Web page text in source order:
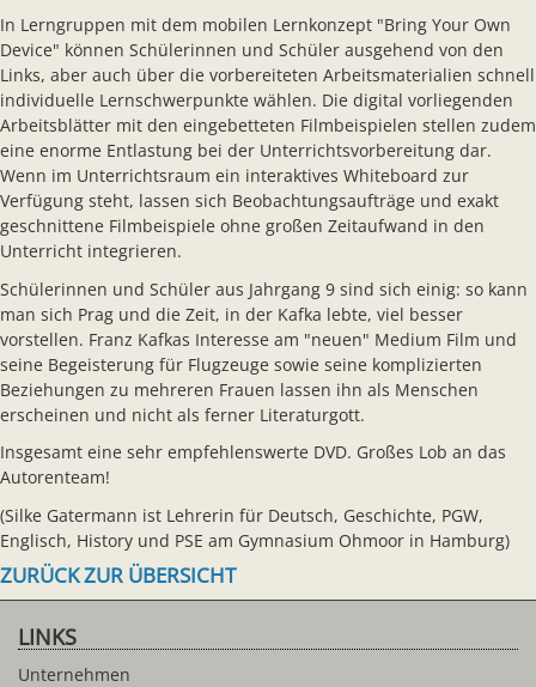
In Lerngruppen mit dem mobilen Lernkonzept "Bring Your Own
Device" können Schülerinnen und Schüler ausgehend von den
Links, aber auch über die vorbereiteten Arbeitsmaterialien schnell
individuelle Lernschwerpunkte wählen. Die digital vorliegenden
Arbeitsblätter mit den eingebetteten Filmbeispielen stellen zudem
eine enorme Entlastung bei der Unterrichtsvorbereitung dar.
Wenn im Unterrichtsraum ein interaktives Whiteboard zur
Verfügung steht, lassen sich Beobachtungsaufträge und exakt
geschnittene Filmbeispiele ohne großen Zeitaufwand in den
Unterricht integrieren.
Schülerinnen und Schüler aus Jahrgang 9 sind sich einig: so kann
man sich Prag und die Zeit, in der Kafka lebte, viel besser
vorstellen. Franz Kafkas Interesse am "neuen" Medium Film und
seine Begeisterung für Flugzeuge sowie seine komplizierten
Beziehungen zu mehreren Frauen lassen ihn als Menschen
erscheinen und nicht als ferner Literaturgott.
Insgesamt eine sehr empfehlenswerte DVD. Großes Lob an das
Autorenteam!
(Silke Gatermann ist Lehrerin für Deutsch, Geschichte, PGW,
Englisch, History und PSE am Gymnasium Ohmoor in Hamburg)
ZURÜCK ZUR ÜBERSICHT
LINKS
Unternehmen